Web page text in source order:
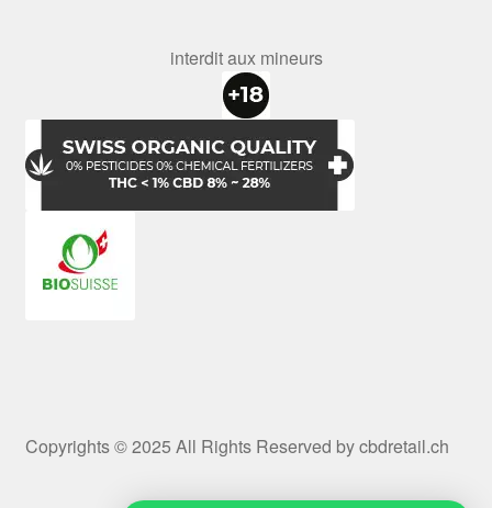
interdit aux mineurs
Copyrights © 2025 All Rights Reserved by cbdretail.ch